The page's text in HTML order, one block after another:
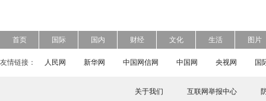
首页 国际 国内 财经 文化 生活 图片
友情链接： 人民网 新华网 中国网信网 中国网 央视网 国
关于我们 互联网举报中心